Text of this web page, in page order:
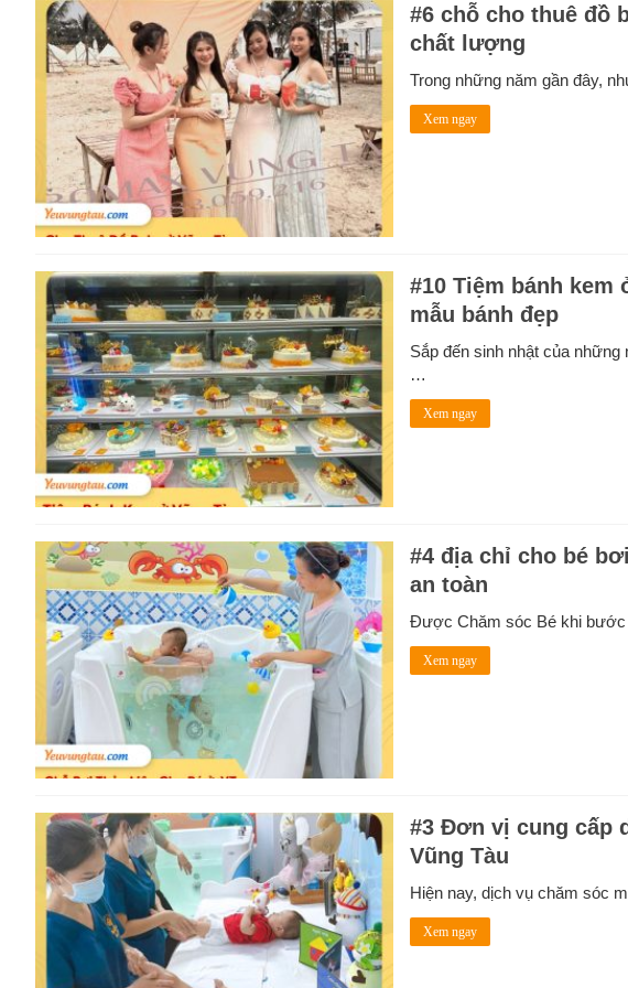
#6 chỗ cho thuê đồ
chất lượng
Trong những năm gần đây,
Xem ngay
#10 Tiệm bánh kem
mẫu bánh đẹp
Sắp đến sinh nhật của
…
Xem ngay
#4 địa chỉ cho bé
an toàn
Được Chăm sóc Bé khi
Xem ngay
#3 Đơn vị cung cấp
Vũng Tàu
Hiện nay, dịch vụ chăm sóc
Xem ngay